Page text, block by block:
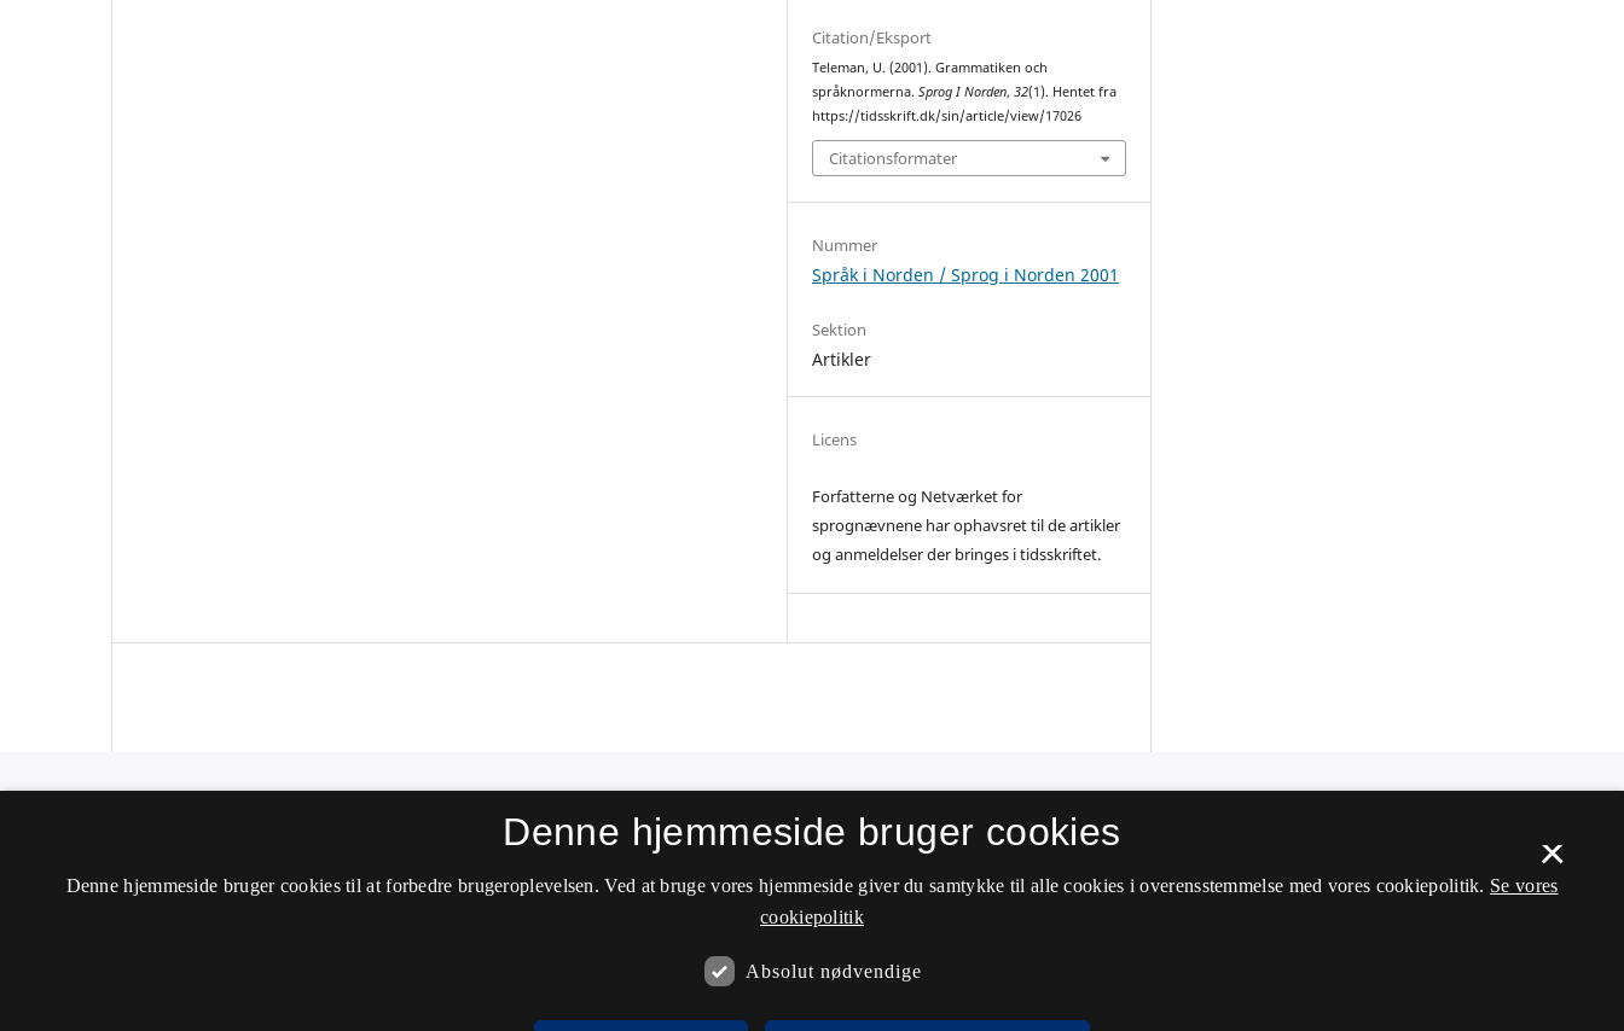
Citation/Eksport
Teleman, U. (2001). Grammatiken och
språknormerna.Sprog I Norden,32(1). Hentet fra
https://tidsskrift.dk/sin/article/view/17026
Citationsformater
Nummer
Språk i Norden / Sprog i Norden 2001
Sektion
Artikler
Licens
Forfatterne og Netværket for
sprognævnene har ophavsret til de artikler
og anmeldelser der bringes i tidsskriftet.
ISSN 2246-1701 (Online)
×
Denne hjemmeside bruger cookies
Denne hjemmeside bruger cookies til at forbedre brugeroplevelsen. Ved at bruge vores hjemmeside giver du samtykke til alle cookies i overensstemmelse med vores cookiepolitik. Se vores
cookiepolitik
Absolut nødvendige